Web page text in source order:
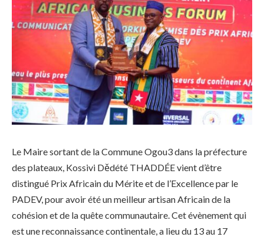
Le Maire sortant de la Commune Ogou3 dans la préfecture
des plateaux, Kossivi Dědété THADDÉE vient d’être
distingué Prix Africain du Mérite et de l’Excellence par le
PADEV, pour avoir été un meilleur artisan Africain de la
cohésion et de la quête communautaire. Cet évènement qui
est une reconnaissance continentale, a lieu du 13 au 17